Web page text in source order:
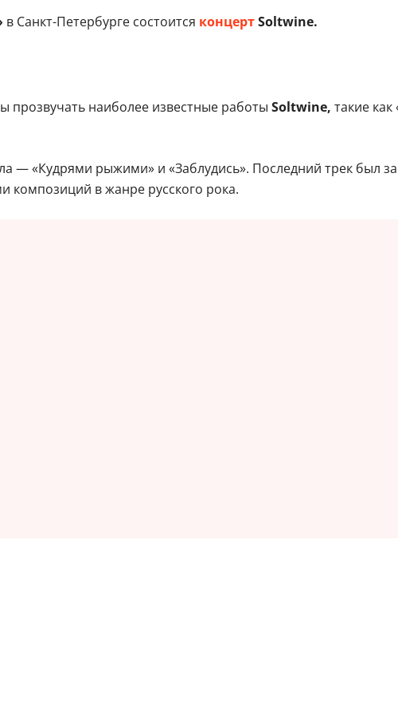
в Санкт-Петербурге состоится концертSoltwine.
прозвучать наиболее известные работы Soltwine, такие
— «Кудрями рыжими» и «Заблудись». Последний трек был
композиций в жанре русского рока.